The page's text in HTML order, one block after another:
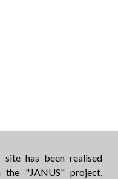
site has been realised
the "JANUS" project,